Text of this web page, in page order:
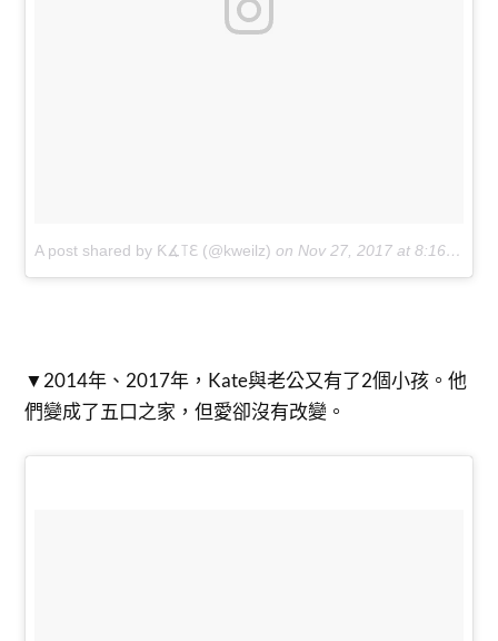
A post shared by Ƙ∡꓄ℇ (@kweilz) on Nov 27, 2017 at 8:16am PST
▼2014年、2017年，Kate與老公又有了2個小孩。他
們變成了五口之家，但愛卻沒有改變。